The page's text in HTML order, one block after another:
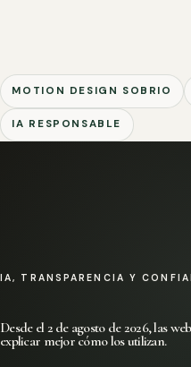
MOTION DESIGN SOBRIO
IA RESPONSABLE
IA, TRANSPARENCIA Y
Desde el 2 de agosto de 2026, las
explicar mejor cómo los utilizan.